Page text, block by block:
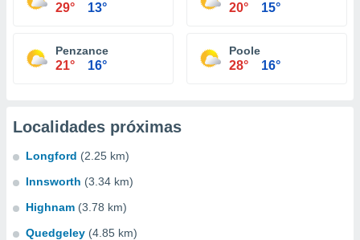
29° 13° 20° 15°
Penzance
21° 16°
Poole
28° 16°
Localidades próximas
Longford (2.25 km)
Innsworth (3.34 km)
Highnam (3.78 km)
Quedgeley (4.85 km)